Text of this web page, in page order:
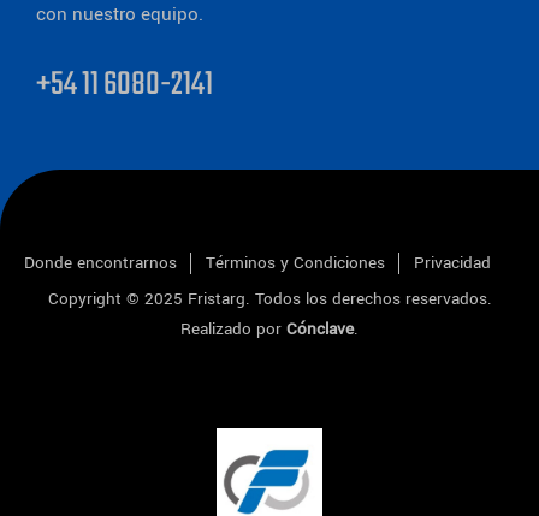
con nuestro equipo.
+54 11 6080-2141
Donde encontrarnos Términos y Condiciones
Privacidad
Copyright © 2025 Fristarg. Todos los derechos reservados.
Realizado por Cónclave.